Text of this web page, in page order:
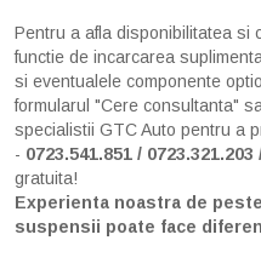
Pentru a afla disponibilitatea si
functie de incarcarea
si eventualele componente
formularul "Cere consultanta"
specialistii GTC Auto pentru a
- 0723.541.851 / 0723.321.203
gratuita!
Experienta noastra de
suspensii poate face